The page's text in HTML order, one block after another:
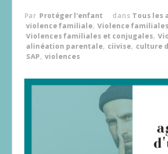
Par Protéger l'enfant dans Tous les
violence familiale, Violence
Violences familiales et conjugales,
alinéation parentale, ciivise, culture
SAP, violences